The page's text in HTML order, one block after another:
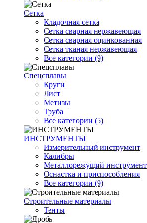
Сетка
Кладочная сетка
Сетка сварная нержавеющая
Сетка сварная оцинкованная
Сетка тканая нержавеющая
Все категории (9)
Спецсплавы
Круги
Лист
Метизы
Труба
Все категории (5)
ИНСТРУМЕНТЫ
Измерительный инструмент
Калибры
Металлорежущий инструмент
Оснастка и приспособления
Все категории (9)
Строительные материалы
Тенты